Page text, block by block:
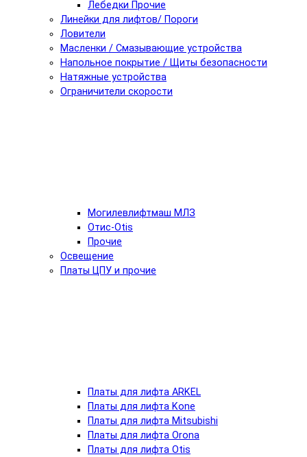
Лебедки Прочие
Линейки для лифтов/ Пороги
Ловители
Масленки / Смазывающие устройства
Напольное покрытие / Щиты безопасности
Натяжные устройства
Ограничители скорости
Могилевлифтмаш МЛЗ
Отис-Otis
Прочие
Освещение
Платы ЦПУ и прочие
Платы для лифта ARKEL
Платы для лифта Kone
Платы для лифта Mitsubishi
Платы для лифта Orona
Платы для лифта Otis